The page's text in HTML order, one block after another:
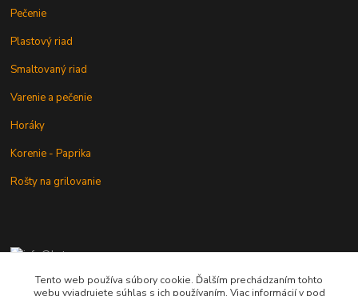
Pečenie
Plastový riad
Smaltovaný riad
Varenie a pečenie
Horáky
Korenie - Paprika
Rošty na grilovanie
+421 902 212 007
od 8:00 - do 16:00 hod
Tento web používa súbory cookie. Ďalším prechádzaním tohto
webu vyjadrujete súhlas s ich používaním. Viac informácií v pod